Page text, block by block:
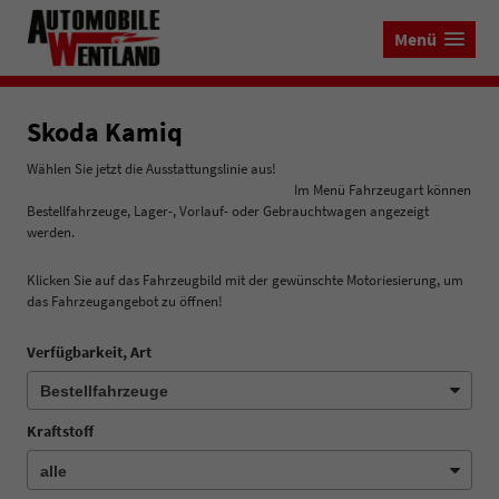
Menü
Skoda Kamiq
Wählen Sie jetzt die Ausstattungslinie aus!
Im Menü Fahrzeugart können
Bestellfahrzeuge, Lager-, Vorlauf- oder Gebrauchtwagen angezeigt
werden.
Klicken Sie auf das Fahrzeugbild mit der gewünschte Motoriesierung, um
das Fahrzeugangebot zu öffnen!
Verfügbarkeit, Art
Kraftstoff